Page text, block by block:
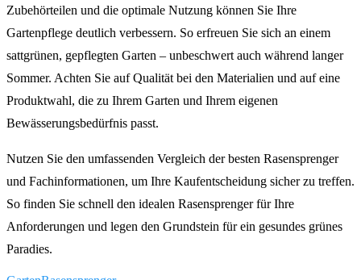
Zubehörteilen und die optimale Nutzung können Sie Ihre
Gartenpflege deutlich verbessern. So erfreuen Sie sich an einem
sattgrünen, gepflegten Garten – unbeschwert auch während langer
Sommer. Achten Sie auf Qualität bei den Materialien und auf eine
Produktwahl, die zu Ihrem Garten und Ihrem eigenen
Bewässerungsbedürfnis passt.
Nutzen Sie den umfassenden Vergleich der besten Rasensprenger
und Fachinformationen, um Ihre Kaufentscheidung sicher zu treffen.
So finden Sie schnell den idealen Rasensprenger für Ihre
Anforderungen und legen den Grundstein für ein gesundes grünes
Paradies.